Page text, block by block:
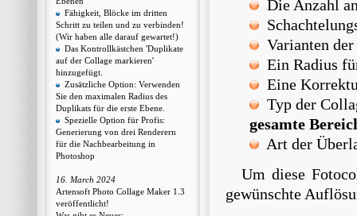
Fähigkeit, Blöcke im dritten
Schritt zu teilen und zu verbinden!
(Wir haben alle darauf gewartet!)
Das Kontrollkästchen 'Duplikate
auf der Collage markieren'
hinzugefügt.
Zusätzliche Option: Verwenden
Sie den maximalen Radius des
Duplikats für die erste Ebene.
Spezielle Option für Profis:
Generierung von drei Renderern
für die Nachbearbeitung in
Photoshop
16. March 2024
Artensoft Photo Collage Maker 1.3
veröffentlicht!
Die Anzahl
Varianten
Ein Radius
Eine
Typ der
gesamte
Art der
Um diese
gewünschte